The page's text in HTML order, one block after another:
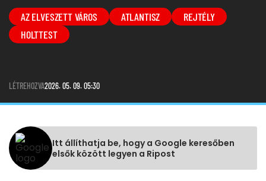
AZ ELVESZETT VÁROS ATLANTISZ
REJTÉLY
HOLTTEST
LÉTREHOZVA2026. 05. 09. 05:30
Itt állíthatja be, hogy a Google keresőben
elsők között legyen a Ripost